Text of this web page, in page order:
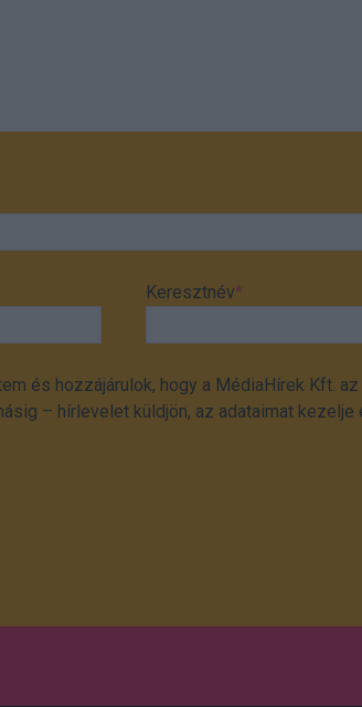
Keresztnév*
és hozzájárulok, hogy a MédiaHírek Kft.
– hírlevelet küldjön, az adataimat kezelje